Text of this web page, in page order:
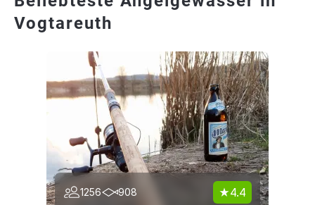
Vogtareuth
1256 908 4.4